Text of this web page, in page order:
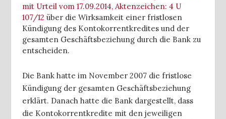
mit Urteil vom 17.09.2014, Aktenzeichen: 4 U
107/12 über die Wirksamkeit einer fristlosen
Kündigung des Kontokorrentkredites und der
gesamten Geschäftsbeziehung durch die Bank zu
entscheiden.
Die Bank hatte im November 2007 die fristlose
Kündigung der gesamten Geschäftsbeziehung
erklärt. Danach hatte die Bank dargestellt, dass
die Kontokorrentkredite mit den jeweiligen